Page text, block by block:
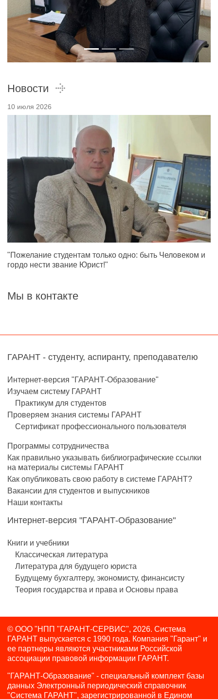
Новости
10 июля 2026
"Пожелание студентам только одно: быть Человеком и
гордо нести звание Юрист!"
Мы в контакте
ГАРАНТ - студенту, аспиранту, преподавателю
Интернет-версия "ГАРАНТ-Образование"
Изучаем систему ГАРАНТ
Практикум для студентов
Проверяем знания системы ГАРАНТ
Сертификат профессионального пользователя
Программы сотрудничества
Как правильно указывать библиографические ссылки
на материалы системы ГАРАНТ
Как опубликовать свою работу в системе ГАРАНТ?
Вакансии для студентов и выпускников
Наши контакты
Интернет-версия "ГАРАНТ-Образование"
Книги и учебники
Классическая литература
Литература для будущего юриста
Будущему бухгалтеру, экономисту, финансисту
Теория государства и права и Основы права
© ООО "НПП "ГАРАНТ-СЕРВИС", 2026. Система
ГАРАНТ выпускается с 1990 года. Компания "Гарант" и
ее партнеры являются участниками Российской
ассоциации правовой информации ГАРАНТ.
"ГАРАНТ-Образование" - специальный комплект базы
данных Электронный периодический справочник
"Система ГАРАНТ", зарегистрированной в Едином